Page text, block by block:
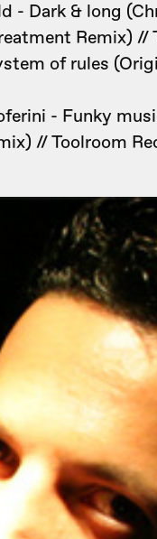
- Dark & long
Remix) //
of rules
- Funky
// Toolroom